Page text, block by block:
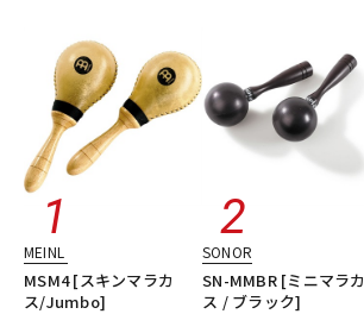
MEINL
MSM4 [スキンマラカ
ス/Jumbo]
SONOR
SN-MMBR [ミニマラカ
ス / ブラック]